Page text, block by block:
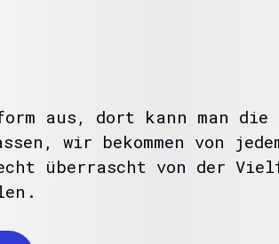
aus, dort kann man
wir bekommen von
überrascht von der